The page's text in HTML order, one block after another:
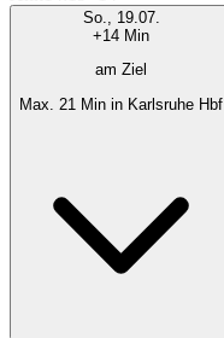
So., 19.07.
+14 Min
am Ziel
Max. 21 Min in Karlsruhe Hbf